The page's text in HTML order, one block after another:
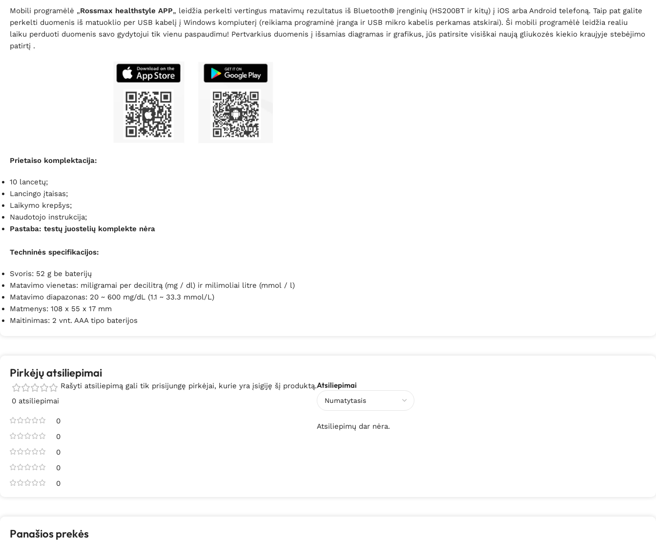
Mobili programėlė „Rossmax healthstyle APP„ leidžia perkelti vertingus matavimų rezultatus iš Bluetooth® įrenginių (HS200BT ir kitų) į iOS arba Android telefoną. Taip pat galite
perkelti duomenis iš matuoklio per USB kabelį į Windows kompiuterį (reikiama programinė įranga ir USB mikro kabelis perkamas atskirai). Ši mobili programėlė leidžia realiu
laiku perduoti duomenis savo gydytojui tik vienu paspaudimu! Pertvarkius duomenis į išsamias diagramas ir grafikus, jūs patirsite visiškai naują gliukozės kiekio kraujyje stebėjimo
patirtį .
Prietaiso komplektacija:
10 lancetų;
Lancingo įtaisas;
Laikymo krepšys;
Naudotojo instrukcija;
Pastaba: testų juostelių komplekte nėra
Techninės specifikacijos:
Svoris: 52 g be baterijų
Matavimo vienetas: miligramai per decilitrą (mg / dl) ir milimoliai litre (mmol / l)
Matavimo diapazonas: 20 ~ 600 mg/dL (1.1 ~ 33.3 mmol/L)
Matmenys: 108 x 55 x 17 mm
Maitinimas: 2 vnt. AAA tipo baterijos
Pirkėjų atsiliepimai
0 atsiliepimai
0
0
0
0
0
Atsiliepimai
Atsiliepimų dar nėra.
Rašyti atsiliepimą gali tik prisijungę pirkėjai, kurie yra įsigiję šį produktą.
Panašios prekės